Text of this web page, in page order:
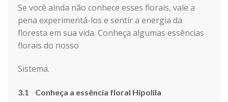
Se você ainda não conhece esses florais, vale a
pena experimentá-los e sentir a energia da
floresta em sua vida. Conheça algumas essências
florais do nosso
Sistema.
3.1 Conheça a essência floral Hipolila